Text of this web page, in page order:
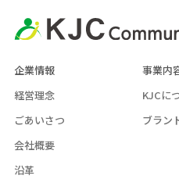
企業情報
経営理念
ごあいさつ
会社概要
沿革
事業内
KJCに
ブラン